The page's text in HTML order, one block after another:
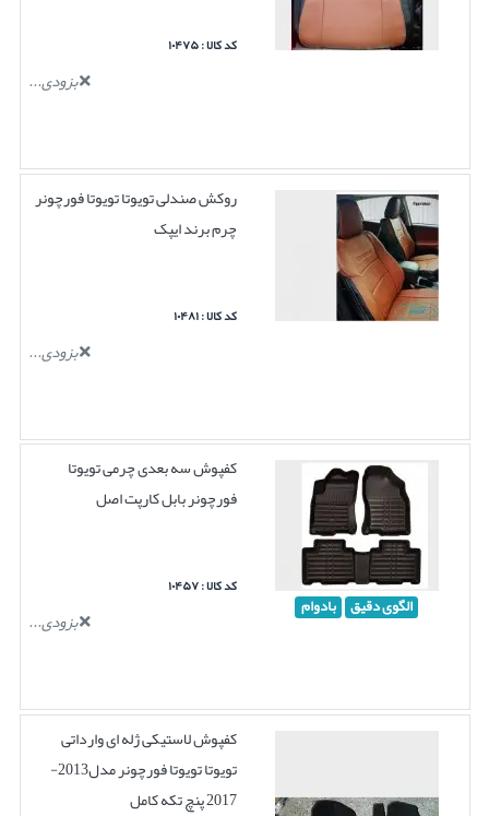
کد کالا : ۱۰۴۷۵
بزودی...
روکش صندلی تویوتا تویوتا فورچونر
چرم برند ایپک
کد کالا : ۱۰۴۸۱
بزودی...
الگوی دقیق بادوام
کفپوش سه بعدی چرمی تویوتا
فورچونر بابل کارپت اصل
کد کالا : ۱۰۴۵۷
بزودی...
کفپوش لاستیکی ژله ای وارداتی
تویوتا تویوتا فورچونر مدل2013-
2017 پنچ تکه کامل